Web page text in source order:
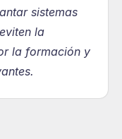
sistemas
la
la formación y